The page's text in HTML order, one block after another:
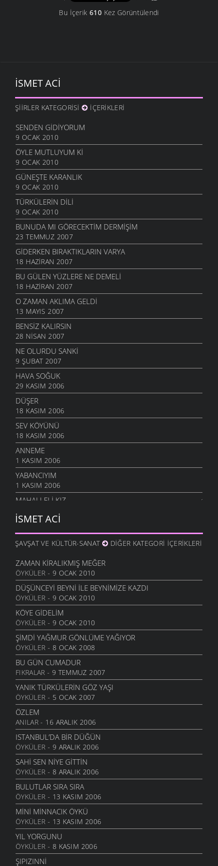
Bu İçerik 610Kez Görüntülendi
İSMET ACI
ŞIIRLER KATEGORISI İÇERIKLERI
SENDEN GIDIYORUM
9 OCAK 2010
ÖYLE MUTLUYUM KI
9 OCAK 2010
GÜNEŞTE KARANLIK
9 OCAK 2010
TÜRKÜLERIN DILI
9 OCAK 2010
BUNUDA MI GÖRECEKTIM DERMIŞIM
23 TEMMUZ 2007
GIDERKEN BIRAKTIKLARIN VARYA
18 HAZIRAN 2007
BU GÜLEN YÜZLERE NE DEMELI
18 HAZIRAN 2007
O ZAMAN AKLIMA GELDI
13 MAYIS 2007
BENSIZ KALIRSIN
28 NISAN 2007
NE OLURDU SANKI
9 ŞUBAT 2007
HAVA SOĞUK
29 KASIM 2006
DÜŞER
18 KASIM 2006
SEV KÖYÜNÜ
18 KASIM 2006
ANNEME
1 KASIM 2006
YABANCIYIM
1 KASIM 2006
MAHALLELI KIZ
ÇOCUKLAR AĞLADILAR
3 EYLÜL 2006
SEVEMEM
13 HAZIRAN 2006
DÖNELIM
13 HAZIRAN 2006
İKI ÇIPLAK
13 HAZIRAN 2006
ANLAYAMADIM
13 HAZIRAN 2006
TEZAT
13 HAZIRAN 2006
ÇEKERIZ
2 HAZIRAN 2006
GURBET
25 MAYIS 2006
YOKSULLUK
24 MAYIS 2006
MEMLEKET HASRETI
24 MAYIS 2006
UMUT TRENI
16 MAYIS 2006
GÖÇSEL SÖYLEŞI
16 MAYIS 2006
MOR DÜŞLER
16 MAYIS 2006
BİR KADEH ŞARABA GİBİ
13 MAYIS 2006
İSMET ACI
ŞAVŞAT VE KÜLTÜR-SANAT DIĞER KATEGORI İÇERIKLERI
ZAMAN KIRALIKMIŞ MEĞER
ÖYKÜLER - 9 OCAK 2010
DÜŞÜNCEYI BEYNI İLE BEYNIMIZE KAZDI
ÖYKÜLER - 9 OCAK 2010
KÖYE GIDELIM
ÖYKÜLER - 9 OCAK 2010
ŞIMDI YAĞMUR GÖNLÜME YAĞIYOR
ÖYKÜLER - 8 OCAK 2008
BU GÜN CUMADUR
FIKRALAR - 9 TEMMUZ 2007
YANIK TÜRKÜLERIN GÖZ YAŞI
ÖYKÜLER - 5 OCAK 2007
ÖZLEM
ANILAR- 16 ARALIK 2006
ISTANBUL’DA BIR DÜĞÜN
ÖYKÜLER - 9 ARALIK 2006
SAHI SEN NIYE GITTIN
ÖYKÜLER - 8 ARALIK 2006
BULUTLAR SIRA SIRA
ÖYKÜLER - 13 KASIM 2006
MINI MINNACIK ÖYKÜ
ÖYKÜLER - 13 KASIM 2006
YIL YORGUNU
ÖYKÜLER - 8 KASIM 2006
ŞIPIZINNI